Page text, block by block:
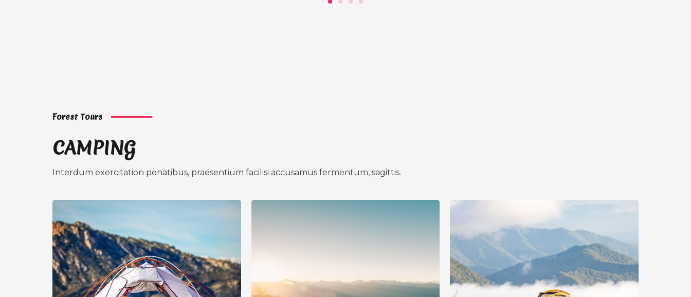
Forest Tours
CAMPING
Interdum exercitation penatibus, praesentium facilisi accusamus fermentum, sagittis.